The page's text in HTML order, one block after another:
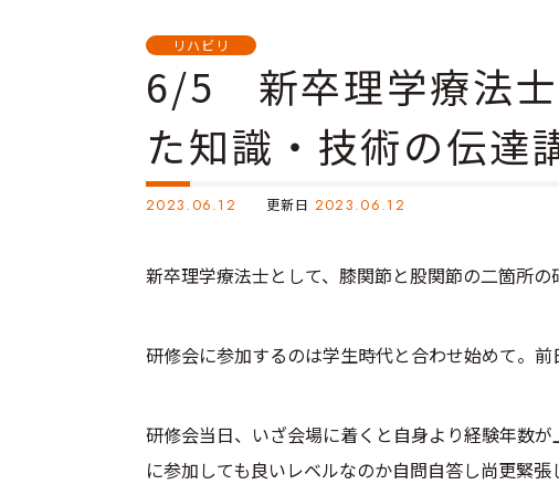
リハビリ
6/5 新卒理学療法士
た知識・技術の伝達
2023.06.12 更新日 2023.06.12
新卒理学療法士として、膝関節と股関節の二箇所の
研修会に参加するのは学生時代と合わせ始めて。前
研修会当日、いざ会場に着くと自身より経験年数
に参加しても良いレベルなのか自問自答し尚更緊張